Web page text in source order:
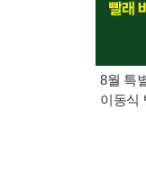
8월 특
이동식